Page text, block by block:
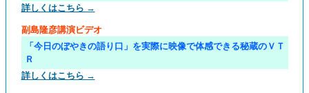
詳しくはこちら →
副島隆彦講演ビデオ
「今日のぼやきの語り口」を実際に映像で体感できる秘蔵のＶＴ
Ｒ
詳しくはこちら →